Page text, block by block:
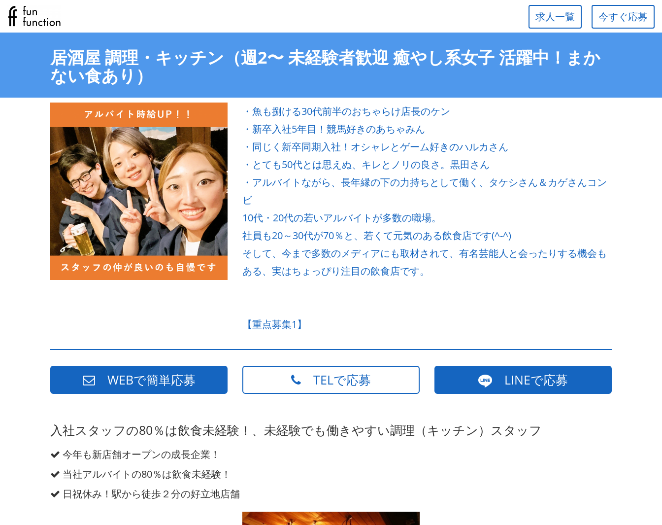
今すぐ応募
求人一覧
居酒屋 調理・キッチン（週2〜 未経験者歓迎 癒やし系女子 活躍中！まか
ない食あり）
・魚も捌ける30代前半のおちゃらけ店長のケン
・新卒入社5年目！競馬好きのあちゃみん
・同じく新卒同期入社！オシャレとゲーム好きのハルカさん
・とても50代とは思えぬ、キレとノリの良さ。黒田さん
・アルバイトながら、長年縁の下の力持ちとして働く、タケシさん＆カゲさんコン
ビ
10代・20代の若いアルバイトが多数の職場。
社員も20～30代が70％と、若くて元気のある飲食店です(^-^)
そして、今まで多数のメディアにも取材されて、有名芸能人と会ったりする機会も
ある、実はちょっぴり注目の飲食店です。
【重点募集1】
WEBで簡単応募 TELで応募 LINEで応募
入社スタッフの80％は飲食未経験！、未経験でも働きやすい調理（キッチン）スタッフ
今年も新店舗オープンの成長企業！
当社アルバイトの80％は飲食未経験！
日祝休み！駅から徒歩２分の好立地店舗